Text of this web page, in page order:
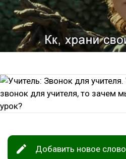
Добавить новое слово